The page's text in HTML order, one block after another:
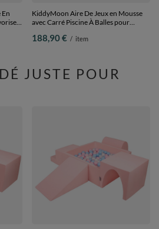
KiddyMoon Aire De Jeux en Mousse
avec Carré Piscine À Balles pour
perle/gris/transparent/rose poudré,
188,90 € / item
JUSTE POUR